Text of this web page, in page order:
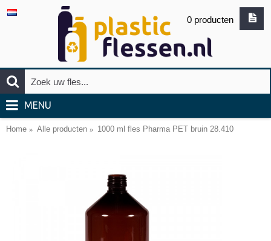
0 producten
MENU
Home Alle producten 1000 ml fles Pharma PET bruin 28.410